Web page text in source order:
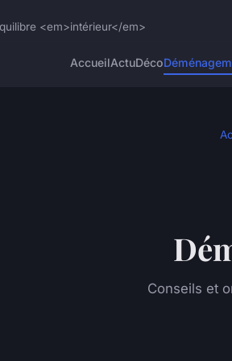
<em>intérieur</em>
AccueilActuDéco
Conseils et